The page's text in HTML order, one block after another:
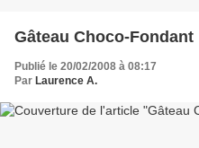
Gâteau Choco-Fondant
Publié le 20/02/2008 à 08:17
Par Laurence A.